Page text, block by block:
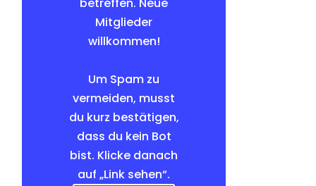
Mitglieder
willkommen!
Um Spam zu
vermeiden, musst
du kurz bestätigen,
dass du kein Bot
bist. Klicke danach
auf „Link sehen“.